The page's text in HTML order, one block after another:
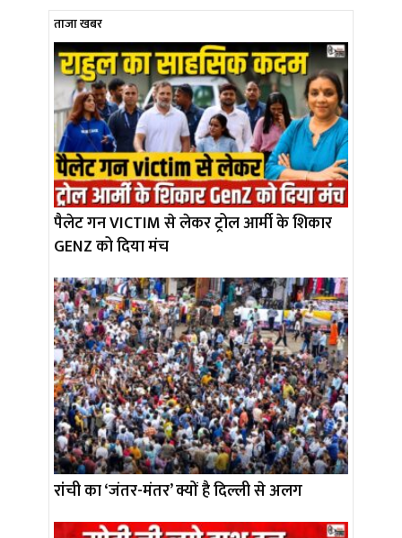
ताजा खबर
पैलेट गन VICTIM से लेकर ट्रोल आर्मी के शिकार
GENZ को दिया मंच
रांची का ‘जंतर-मंतर’ क्यों है दिल्ली से अलग